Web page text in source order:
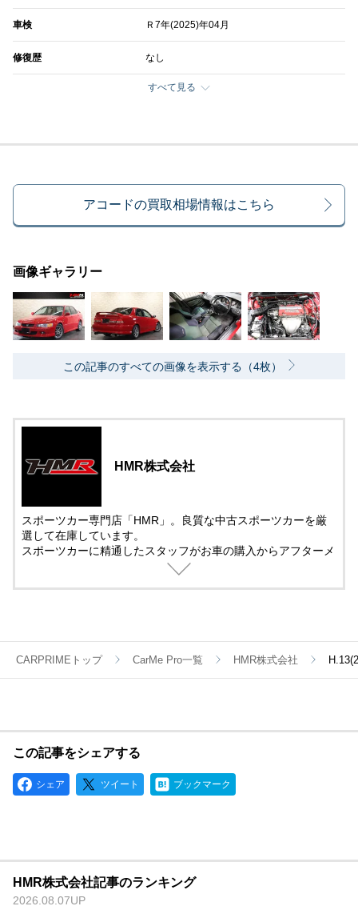
車検 Ｒ7年(2025)年04月
修復歴 なし
すべて見る
アコードの買取相場情報はこちら
画像ギャラリー
この記事のすべての画像を表示する（4枚）
HMR株式会社
スポーツカー専門店「HMR」。良質な中古スポーツカーを厳
選して在庫しています。
スポーツカーに精通したスタッフがお車の購入からアフターメ
ンテナンス＆チューニングまでサポート。
CARPRIMEトップ CarMe Pro一覧 HMR株式会社
この記事をシェアする
シェア ツイート ブックマーク
HMR株式会社記事のランキング
2026.08.07UP